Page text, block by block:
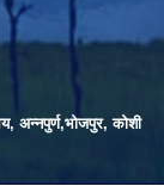
अन्नपुर्ण,भोजपुर, कोशी